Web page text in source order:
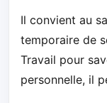
Il convient au
temporaire de
Travail pour
personnelle, il